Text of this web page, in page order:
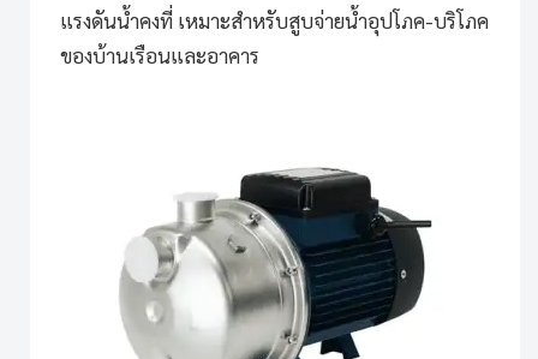
แรงดันน้ำคงที่ เหมาะสำหรับสูบจ่ายน้ำอุปโภค-บริโภค
ของบ้านเรือนและอาคาร